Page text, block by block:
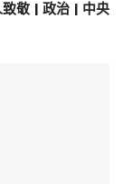
敬 | 政治 | 中央